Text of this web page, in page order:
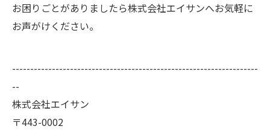
お困りごとがありましたら株式会社エイサンへお気軽に
お声がけください。
--------------------------------------------------------------------
--
株式会社エイサン
〒443-0002